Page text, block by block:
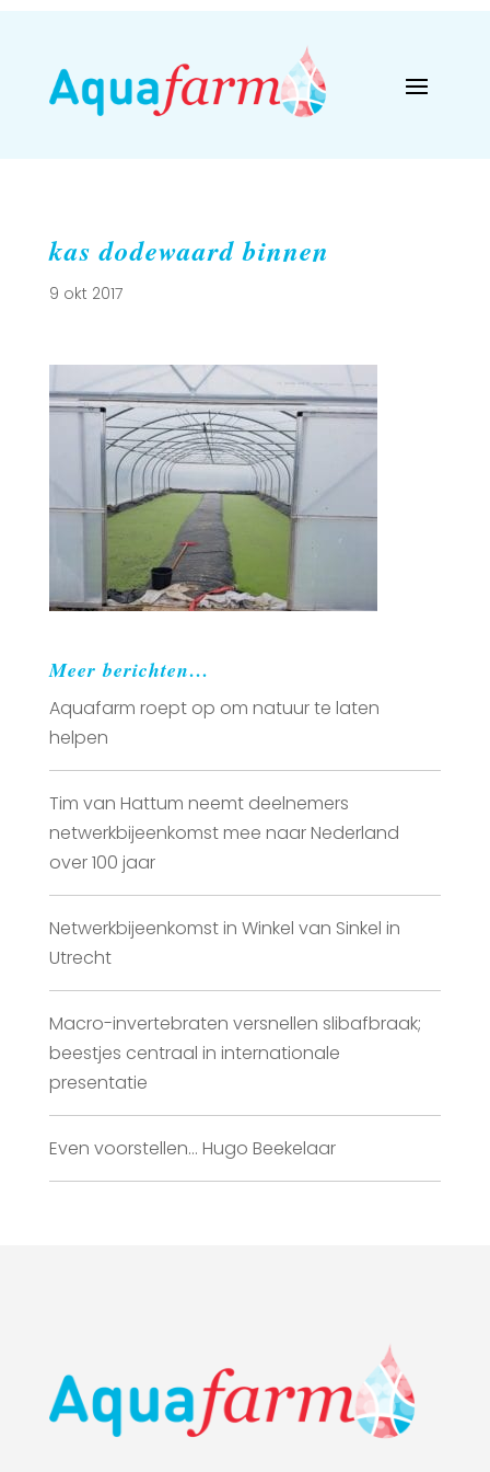
kas dodewaard binnen
9 okt 2017
Meer berichten…
Aquafarm roept op om natuur te laten
helpen
Tim van Hattum neemt deelnemers
netwerkbijeenkomst mee naar Nederland
over 100 jaar
Netwerkbijeenkomst in Winkel van Sinkel in
Utrecht
Macro-invertebraten versnellen slibafbraak;
beestjes centraal in internationale
presentatie
Even voorstellen… Hugo Beekelaar